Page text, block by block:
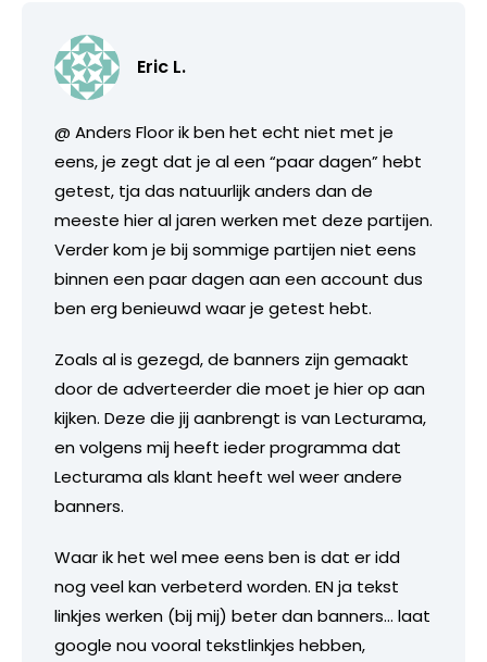
Eric L.
@ Anders Floor ik ben het echt niet met je
eens, je zegt dat je al een “paar dagen” hebt
getest, tja das natuurlijk anders dan de
meeste hier al jaren werken met deze partijen.
Verder kom je bij sommige partijen niet eens
binnen een paar dagen aan een account dus
ben erg benieuwd waar je getest hebt.
Zoals al is gezegd, de banners zijn gemaakt
door de adverteerder die moet je hier op aan
kijken. Deze die jij aanbrengt is van Lecturama,
en volgens mij heeft ieder programma dat
Lecturama als klant heeft wel weer andere
banners.
Waar ik het wel mee eens ben is dat er idd
nog veel kan verbeterd worden. EN ja tekst
linkjes werken (bij mij) beter dan banners… laat
google nou vooral tekstlinkjes hebben,